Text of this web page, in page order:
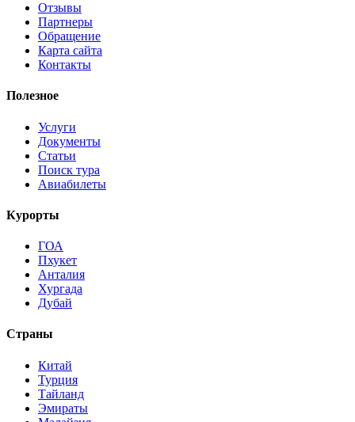
Отзывы
Партнеры
Обращение
Карта сайта
Контакты
Полезное
Услуги
Документы
Статьи
Поиск тура
Авиабилеты
Курорты
ГОА
Пхукет
Анталия
Хургада
Дубай
Страны
Китай
Турция
Тайланд
Эмираты